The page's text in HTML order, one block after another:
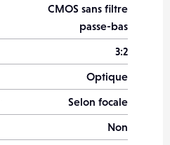
CMOS sans filtre
passe-bas
3:2
Optique
Selon focale
Non